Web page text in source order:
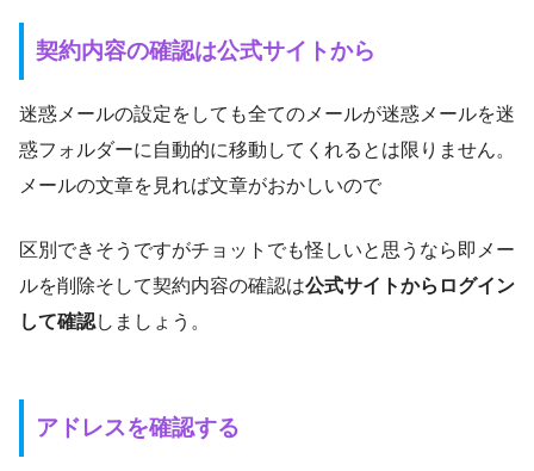
契約内容の確認は公式サイトから
迷惑メールの設定をしても全てのメールが迷惑メールを迷
惑フォルダーに自動的に移動してくれるとは限りません。
メールの文章を見れば文章がおかしいので
区別できそうですがチョットでも怪しいと思うなら即メー
ルを削除そして契約内容の確認は公式サイトからログイン
して確認しましょう。
アドレスを確認する